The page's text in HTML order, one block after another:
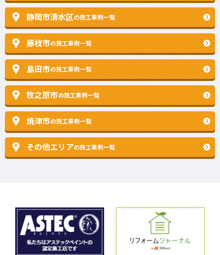
静岡市清水区の施工事例一覧
藤枝市の施工事例一覧
島田市の施工事例一覧
牧之原市の施工事例一覧
焼津市の施工事例一覧
その他エリアの施工事例一覧